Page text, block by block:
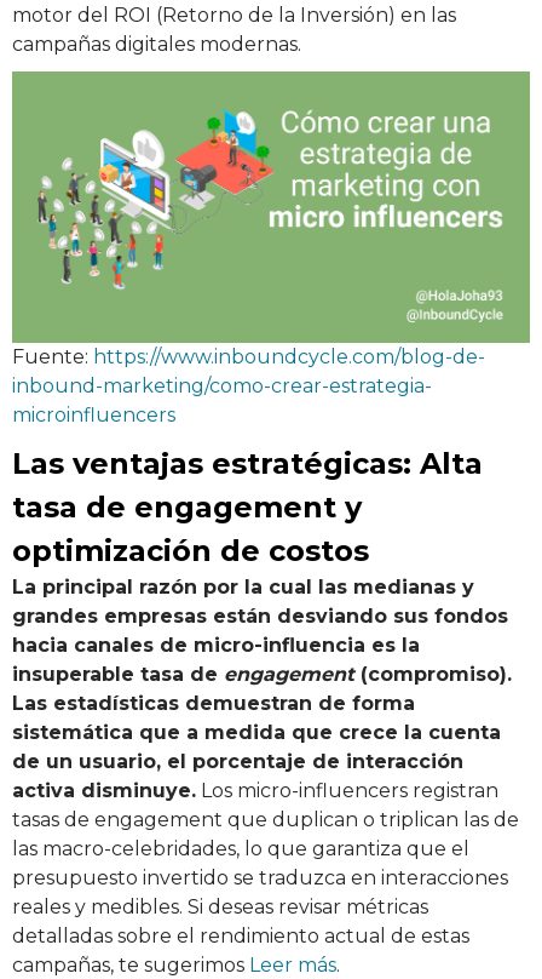
motor del ROI (Retorno de la Inversión) en las
campañas digitales modernas.
Fuente: https://www.inboundcycle.com/blog-de-
inbound-marketing/como-crear-estrategia-
microinfluencers
Las ventajas estratégicas: Alta
tasa de engagement y
optimización de costos
La principal razón por la cual las medianas y
grandes empresas están desviando sus fondos
hacia canales de micro-influencia es la
insuperable tasa de engagement(compromiso).
Las estadísticas demuestran de forma
sistemática que a medida que crece la cuenta
de un usuario, el porcentaje de interacción
activa disminuye. Los micro-influencers registran
tasas de engagement que duplican o triplican las de
las macro-celebridades, lo que garantiza que el
presupuesto invertido se traduzca en interacciones
reales y medibles. Si deseas revisar métricas
detalladas sobre el rendimiento actual de estas
campañas, te sugerimos Leer más.